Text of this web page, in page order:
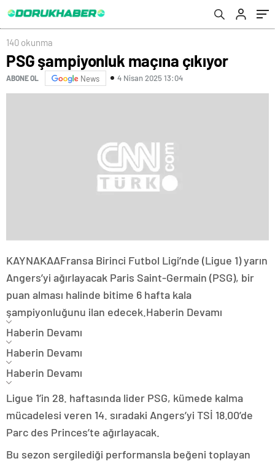
140 okunma
PSG şampiyonluk maçına çıkıyor
ABONE OL News 4 Nisan 2025 13:04
KAYNAKAAFransa Birinci Futbol Ligi’nde (Ligue 1) yarın
Angers’yi ağırlayacak Paris Saint-Germain (PSG), bir
puan alması halinde bitime 6 hafta kala
şampiyonluğunu ilan edecek. Haberin Devamı
Haberin Devamı
Haberin Devamı
Haberin Devamı
Ligue 1’in 28. haftasında lider PSG, kümede kalma
mücadelesi veren 14. sıradaki Angers’yi TSİ 18.00’de
Parc des Princes’te ağırlayacak.
Bu sezon sergilediği performansla beğeni toplayan